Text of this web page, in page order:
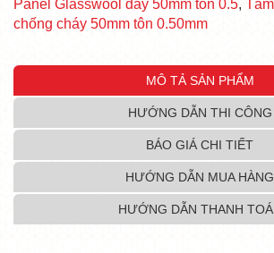
Panel Glasswool dày 50mm tôn 0.5,
chống cháy 50mm tôn 0.50mm
MÔ TẢ SẢN PHẨM
HƯỚNG DẪN THI CÔNG
BÁO GIÁ CHI TIẾT
HƯỚNG DẪN MUA HÀNG
HƯỚNG DẪN THANH